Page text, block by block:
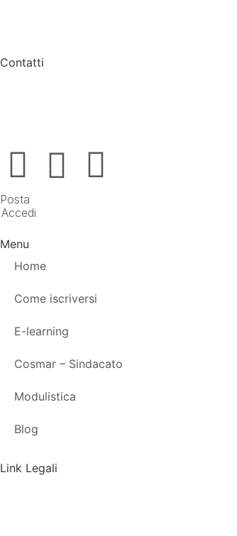
Contatti
Posta
Accedi
Menu
Home
Come iscriversi
E-learning
Cosmar – Sindacato
Modulistica
Blog
Link Legali